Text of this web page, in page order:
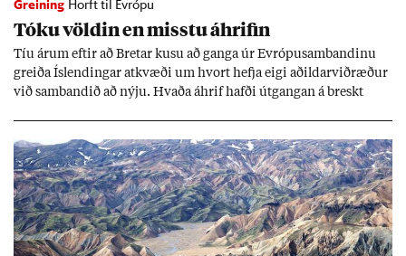
Greining Horft til Evrópu
Tóku völd­in en misstu áhrif­in
Tíu ár­um eft­ir að Bret­ar kusu að ganga úr Evr­ópu­sam­band­inu
greiða Ís­lend­ing­ar at­kvæði um hvort hefja eigi að­ild­ar­við­ræð­ur
við sam­band­ið að nýju. Hvaða áhrif hafði út­gang­an á breskt